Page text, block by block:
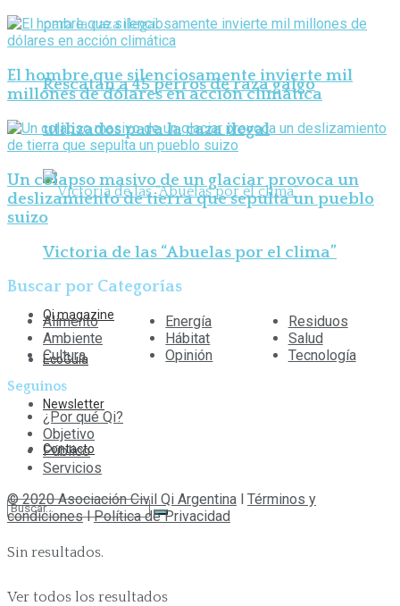
Rescatan a 45 perros de raza galgo
utilizados para la caza ilegal
Victoria de las “Abuelas por el clima”
Qi magazine
EcoGuía
Newsletter
Contacto
Sin resultados.
Ver todos los resultados
El hombre que silenciosamente invierte mil
millones de dólares en acción climática
Un colapso masivo de un glaciar provoca un
deslizamiento de tierra que sepulta un pueblo
suizo
Buscar por Categorías
Alimento
Ambiente
Cultura
Energía
Hábitat
Opinión
Residuos
Salud
Tecnología
Seguinos
¿Por qué Qi?
Objetivo
Público
Servicios
© 2020 Asociación Civil Qi Argentina l Términos y
condicioneslPolítica de Privacidad